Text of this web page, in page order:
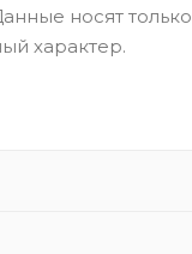
носят только
характер.